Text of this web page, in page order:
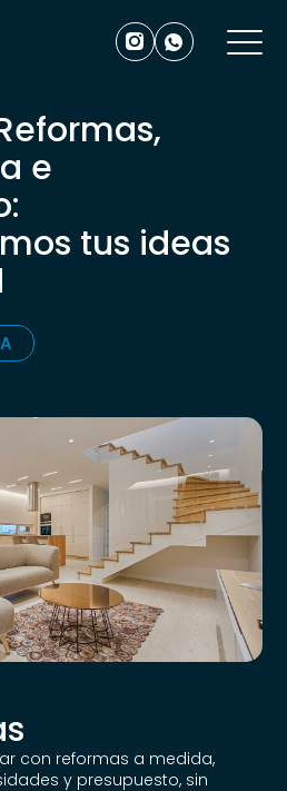
e
tus ideas
con reformas a medida,
y presupuesto, sin